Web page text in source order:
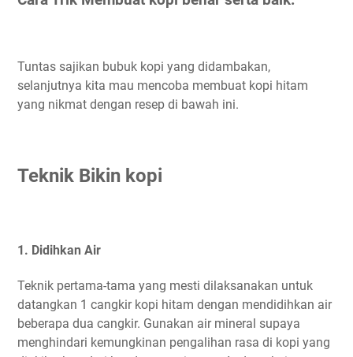
Tuntas sajikan bubuk kopi yang didambakan,
selanjutnya kita mau mencoba membuat kopi hitam
yang nikmat dengan resep di bawah ini.
Teknik Bikin kopi
1. Didihkan Air
Teknik pertama-tama yang mesti dilaksanakan untuk
datangkan 1 cangkir kopi hitam dengan mendidihkan air
beberapa dua cangkir. Gunakan air mineral supaya
menghindari kemungkinan pengalihan rasa di kopi yang